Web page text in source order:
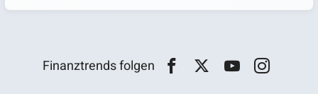
Finanztrends folgen